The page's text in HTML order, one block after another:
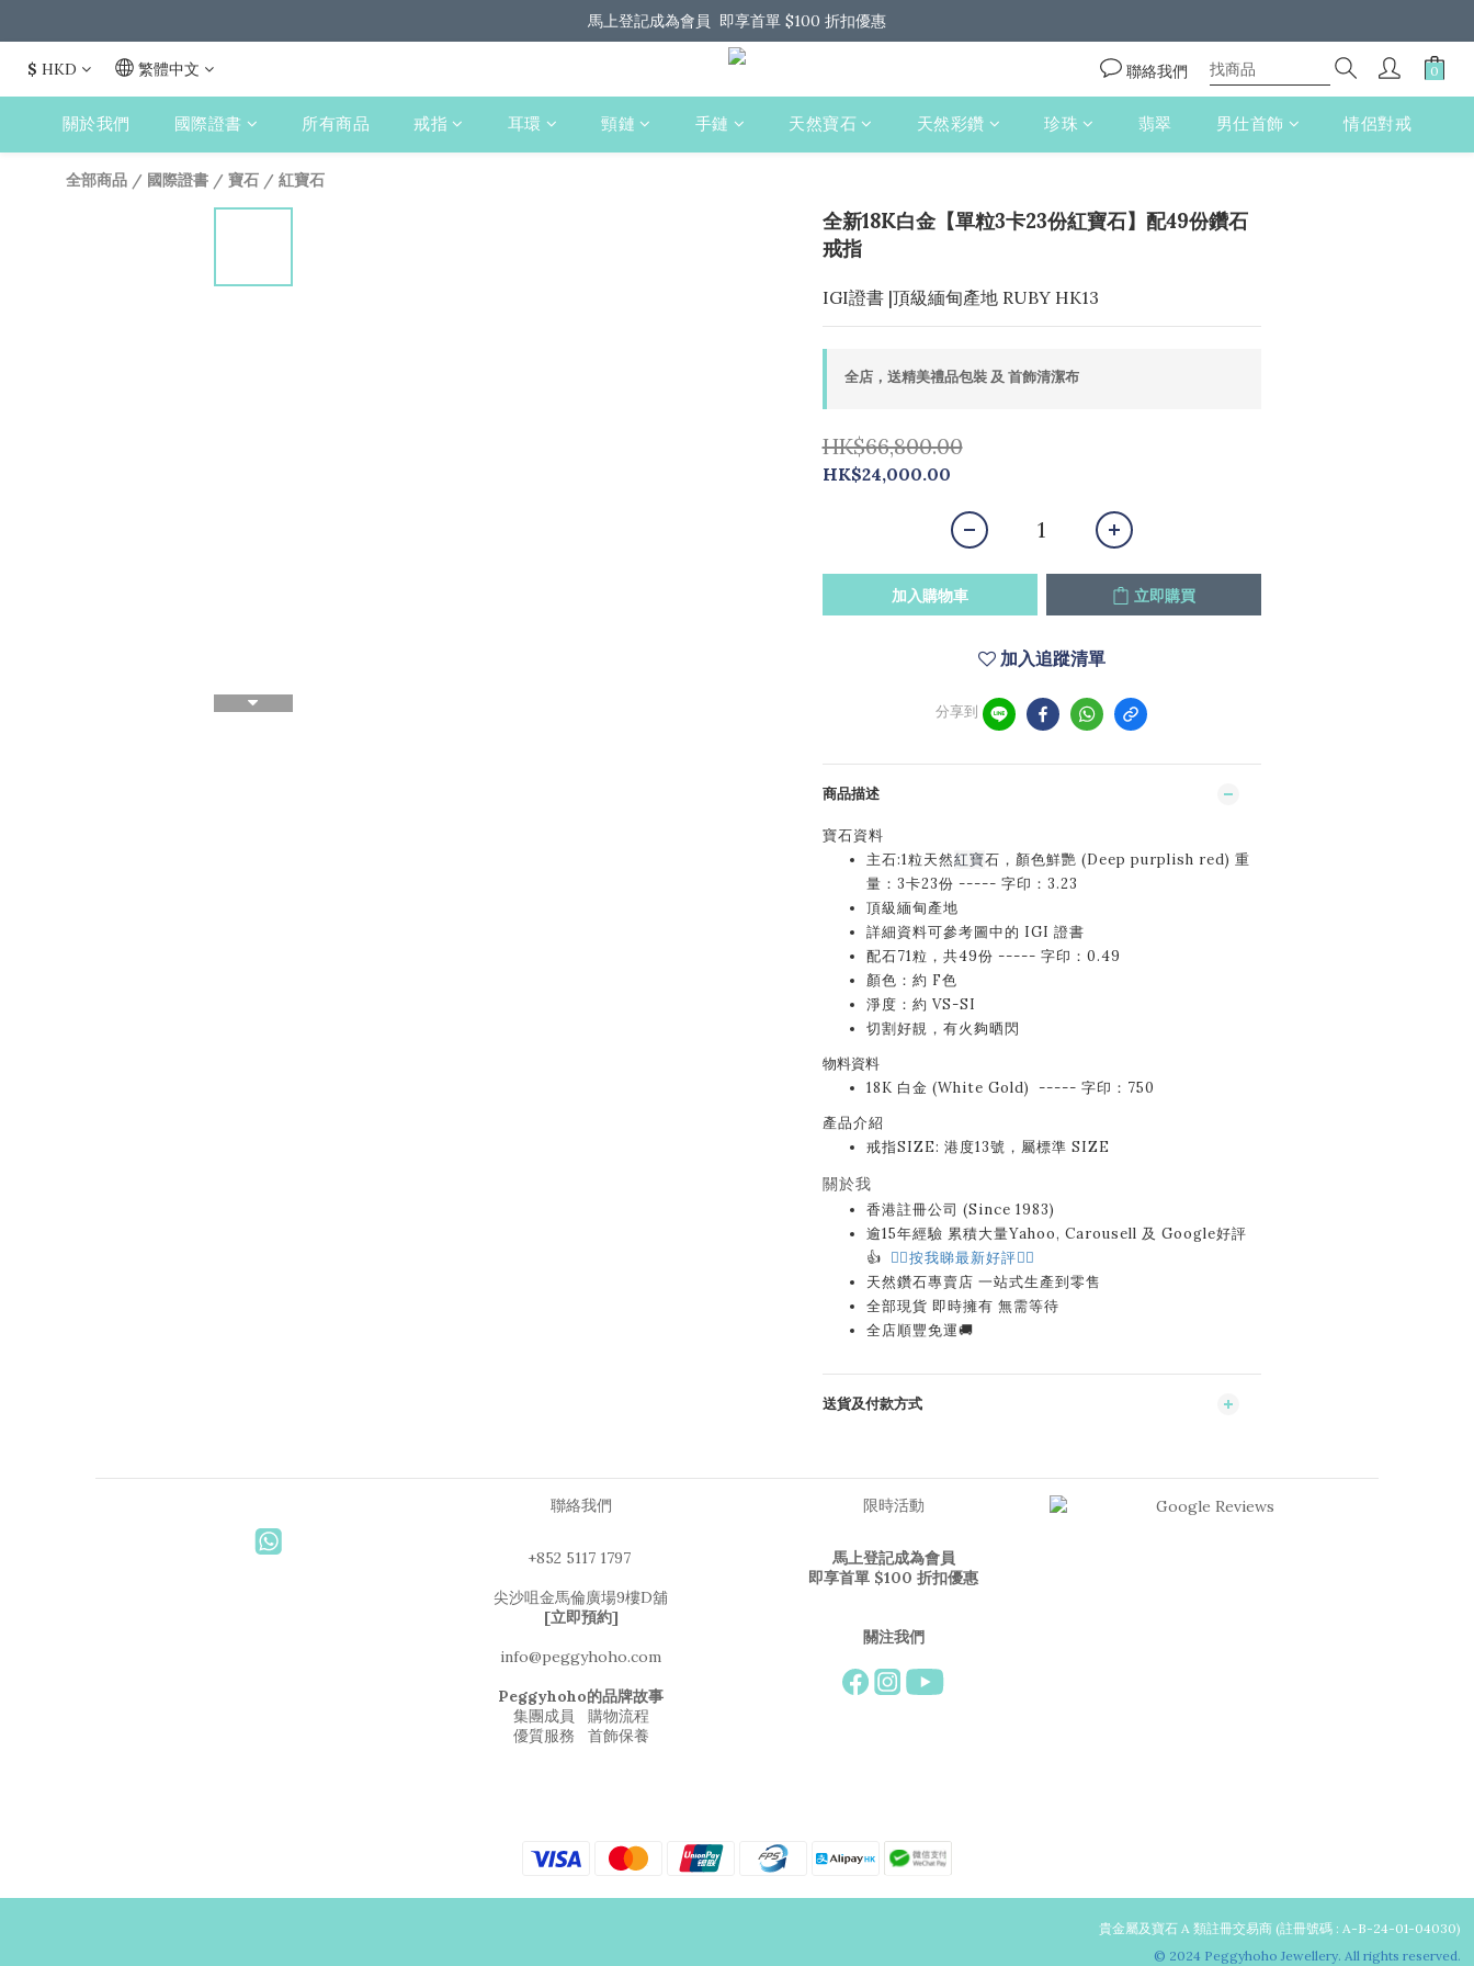
馬上登記成為會員  即享首單 $100 折扣優惠
馬上登記成為會員  即享首單 $100 折扣優惠
全港免運 歡迎 Whatsapp 我們了解更多
$ HKD 繁體中文 聯絡我們
關於我們 國際證書 所有商品 戒指 耳環 頸鏈 手鏈 天然寶石 天然彩鑽 珍珠 翡翠 男仕首飾 情侶對戒
全部商品 / 國際證書 / 寶石 / 紅寶石
全新18K白金【單粒3卡23份紅寶石】配49份鑽石
戒指
IGI證書 |頂級緬甸產地 RUBY HK13
全店，送精美禮品包裝 及 首飾清潔布
HK$66,800.00
HK$24,000.00
加入購物車 立即購買
加入追蹤清單
分享到
商品描述
寶石資料
主石:1粒天然紅寶石，顏色鮮艷 (Deep purplish red) 重
量：3卡23份 ----- 字印：3.23
頂級緬甸產地
詳細資料可參考圖中的 IGI 證書
配石71粒，共49份 ----- 字印：0.49
顏色：約 F色
淨度：約 VS-SI
切割好靚，有火夠晒閃
物料資料
18K 白金 (White Gold) ----- 字印：750
產品介紹
戒指SIZE: 港度13號，屬標準 SIZE
關於我
香港註冊公司 (Since 1983)
逾15年經驗 累積大量Yahoo, Carousell 及 Google好評
👍 👉🏻按我睇最新好評👈🏻
天然鑽石專賣店 一站式生產到零售
全部現貨 即時擁有 無需等待
全店順豐免運🚚
送貨及付款方式
聯絡我們
+852 5117 1797
尖沙咀金馬倫廣場9樓D舖
[立即預約]
info@peggyhoho.com
Peggyhoho的品牌故事
集團成員
購物流程
優質服務
首飾保養
限時活動
馬上登記成為會員
即享首單 $100 折扣優惠
關注我們
貴金屬及寶石 A 類註冊交易商 (註冊號碼 : A-B-24-01-04030)
© 2024 Peggyhoho Jewellery. All rights reserved.